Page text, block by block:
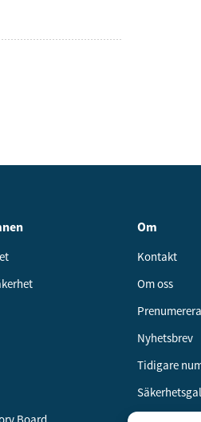
Om
Kontakt
Om oss
Prenumerera
Nyhetsbrev
Tidigare